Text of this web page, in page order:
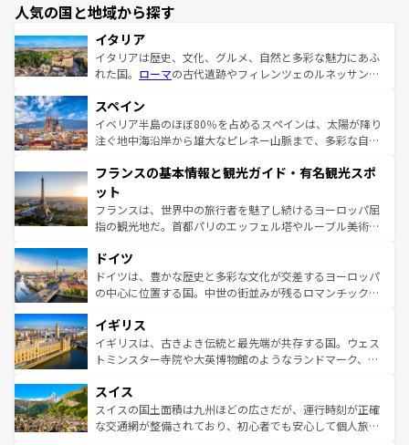
人気の国と地域から探す
イタリア
イタリアは歴史、文化、グルメ、自然と多彩な魅力にあふ
れた国。 ローマの古代遺跡やフィレンツェのルネッサンス
ろん、トスカーナの美しい田園風景やアマルフィ海岸の絶
景など、自然景観も見逃せない。観光の合間には、本場の
ピザやパスタなど、絶品のイタリア料理を堪能することも
ませてくれるイタリアで、忘れられない旅をしてみよう！
なお、新着のイタリア情報は
しい。
スペイン
イベリア半島のほぼ80％を占めるスペインは、太陽が降り
注ぐ地中海沿岸から雄大なピレネー山脈まで、多彩な自然
文化が根付くこの国では、情熱的なフラメンコ、熱気あふ
れる闘牛、そして美味しいタパスが生活の一部となってい
る。首都マドリードの洗練された雰囲気や、バルセロナの
アートに溢れた街角から、地方では古代ローマ遺跡や中世
せる。地方によって風土や気候が異なるスペインはその個
性で訪れる人を魅了する。 なお、新着のスペイン情報は コ
ンテンツ一覧を参照してほしい。
フランスの基本情報と観光ガイド・有名観光スポ
ット
フランスは、世界中の旅行者を魅了し続けるヨーロッパ屈
指の観光地だ。首都パリのエッフェル塔やルーブル美術館
で、幅広い魅力が詰まっている。華麗な宮殿、歴史的な大
聖堂、美しいビーチ、そして豊かな自然が、訪れる者を心
から魅了する。また、フランスは美食の国としても知ら
いる。シャンパンの発祥地であるランス、プロヴァンスの
香り高いラベンダー畑など、多彩な楽しみ方が可能だ。さ
らに、パリ以外の地域にも魅力が溢れており、どの街角に
れる地方に足を運ぶとそれぞれで全く異なる文化を体験で
きるだろう。 なお、新着のフランス情報はコンテンツ一覧
を参照してほしい。
ドイツ
ドイツは、豊かな歴史と多彩な文化が交差するヨーロッパ
の中心に位置する国。中世の街並みが残るロマンチック街
顔を持つこの国は、どこを歩いても飽きることがない。ベ
ルリンの文化的活気、バイエルン州のアルプスの絶景、そ
してライン川沿いのワイン畑といった風景は必見。ビール
は、お酒好きな人にはぜひ体験してほしい。 なお、新着の
ドイツ情報はコンテンツ一覧を参照してほしい。
イギリス
イギリスは、古きよき伝統と最先端が共存する国。ウェス
トミンスター寺院や大英博物館のようなランドマーク、歴
リアごとに異なる魅力がある。また、優雅なアフタヌーン
ティー、ビール好きにはたまらない英国パブ、サッカー観
戦など、本場だからこそできる体験も豊富。イギリスを旅
スイス
スイスの国土面積は九州ほどの広さだが、運行時刻が正確
な交通網が整備されており、初心者でも安心して個人旅行